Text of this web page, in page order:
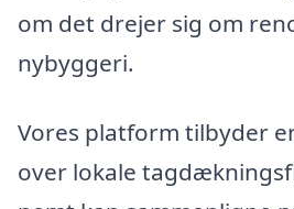
om det drejer sig om
nybyggeri.
Vores platform tilbyder
over lokale